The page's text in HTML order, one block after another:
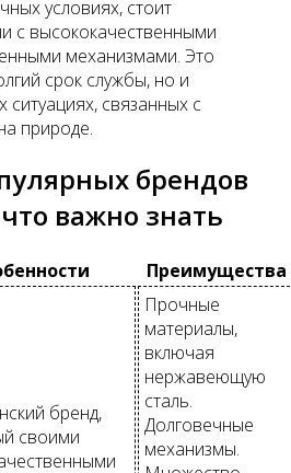
условиях, стоит
с высококачественными
механизмами. Это
срок службы, но и
связанных с
природе.
брендов
важно знать
Преимущества
бренд,
своими
Прочные
материалы,
включая
нержавеющую
сталь.
Долговечные
механизмы.